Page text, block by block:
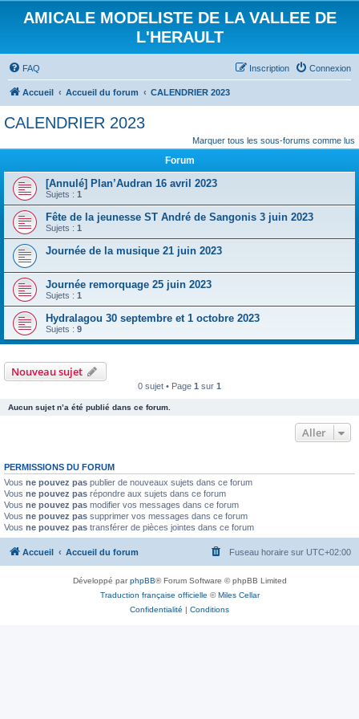
AMICALE MODELISTE DE LA VALLEE DE
L'HERAULT
FAQ Connexion
Inscription
Accueil Accueil du forum CALENDRIER 2023
CALENDRIER 2023
Marquer tous les sous-forums comme lus
Forum
[Annulé] Plan’Audran 16 avril 2023
Sujets : 1
Fête de la jeunesse ST André de Sangonis 3 juin 2023
Sujets : 1
Journée de la musique 21 juin 2023
Journée remorquage 25 juin 2023
Sujets : 1
Hydralagou 30 septembre et 1 octobre 2023
Sujets : 9
Nouveau sujet
0 sujet • Page 1 sur 1
Aucun sujet n’a été publié dans ce forum.
Aller
PERMISSIONS DU FORUM
Vous ne pouvez pas publier de nouveaux sujets dans ce forum
Vous ne pouvez pas répondre aux sujets dans ce forum
Vous ne pouvez pas modifier vos messages dans ce forum
Vous ne pouvez pas supprimer vos messages dans ce forum
Vous ne pouvez pas transférer de pièces jointes dans ce forum
Accueil Accueil du forum Fuseau horaire sur UTC+02:00
Développé parphpBB® Forum Software © phpBB Limited
Traduction française officielle ©Miles Cellar
Confidentialité | Conditions